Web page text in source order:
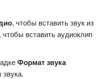
, чтобы вставить звук из
чтобы вставить аудиоклип
Формат звука